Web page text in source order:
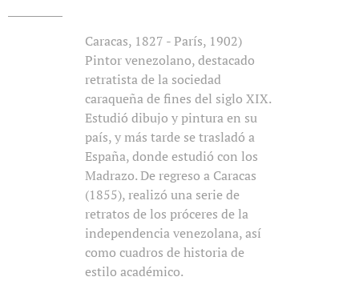
Caracas, 1827 - París, 1902)
Pintor venezolano, destacado
retratista de la sociedad
caraqueña de fines del siglo XIX.
Estudió dibujo y pintura en su
país, y más tarde se trasladó a
España, donde estudió con los
Madrazo. De regreso a Caracas
(1855), realizó una serie de
retratos de los próceres de la
independencia venezolana, así
como cuadros de historia de
estilo académico.